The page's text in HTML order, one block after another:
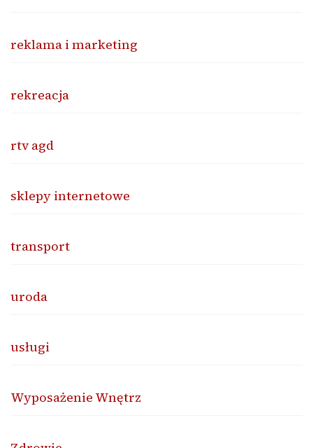
reklama i marketing
rekreacja
rtv agd
sklepy internetowe
transport
uroda
usługi
Wyposażenie Wnętrz